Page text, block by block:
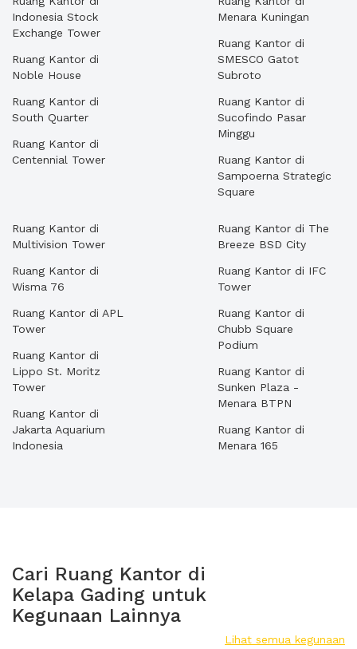
Indonesia Stock
Exchange Tower
Ruang Kantor di
Noble House
Ruang Kantor di
South Quarter
Ruang Kantor di
Centennial Tower
Menara Kuningan
Ruang Kantor di
SMESCO Gatot
Subroto
Ruang Kantor di
Sucofindo Pasar
Minggu
Ruang Kantor di
Sampoerna Strategic
Square
Ruang Kantor di
Multivision Tower
Ruang Kantor di
Wisma 76
Ruang Kantor di APL
Tower
Ruang Kantor di
Lippo St. Moritz
Tower
Ruang Kantor di
Jakarta Aquarium
Indonesia
Ruang Kantor di The
Breeze BSD City
Ruang Kantor di IFC
Tower
Ruang Kantor di
Chubb Square
Podium
Ruang Kantor di
Sunken Plaza -
Menara BTPN
Ruang Kantor di
Menara 165
Cari Ruang Kantor di
Kelapa Gading untuk
Kegunaan Lainnya
Lihat semua kegunaan